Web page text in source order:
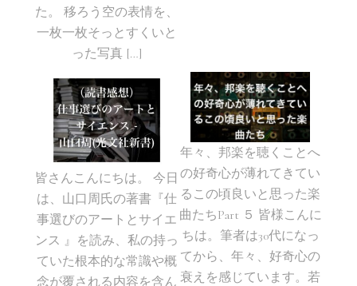
た。 移ろう空の表情を、
一枚一枚そっとすくいと
った写真 […]
皆さんこんにちは。 今日
は、山口周氏の著書『仕
事選びのアートとサイエ
ンス 』を読み、私の持っ
ていた根本的な常識や概
念が覆される内容を含ん
年々、邦楽を聴くことへ
の好奇心が薄れてきてい
るこの頃良いと思った楽
曲たちPart ５ 皆様こんに
ちは。筆者は30代になっ
てから、年々、好奇心の
衰えを感じています。若